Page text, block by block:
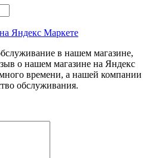
Яндекс Маркете
в нашем магазине,
о нашем магазине на Яндекс
времени, а нашей компании
обслуживания.